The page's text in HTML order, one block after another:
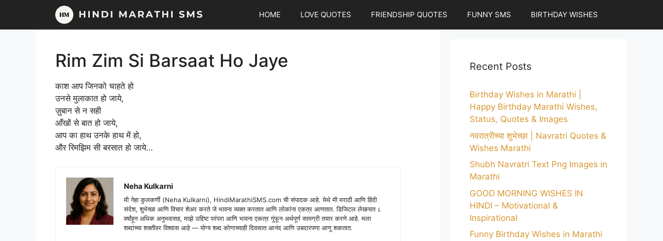
content
HOME LOVE QUOTES FRIENDSHIP QUOTES FUNNY SMS BIRTHDAY WISHES
Rim Zim Si Barsaat Ho Jaye
काश आप जिनको चाहते हो
उनसे मुलाकात हो जाये,
ज़ुबान से न सही
आँखों से बात हो जाये,
आप का हाथ उनके हाथ में हो,
और रिमझिम सी बरसात हो जाये…
Neha Kulkarni
मी नेहा कुलकर्णी (Neha Kulkarni), HindiMarathiSMS.com ची संपादक आहे. येथे मी मराठी आणि हिंदी
संदेश, शुभेच्छा आणि विचार शेअर करते जे भावना व्यक्त करतात आणि लोकांना एकत्र आणतात. डिजिटल लेखनात ८
वर्षांहून अधिक अनुभवासह, माझे उद्दिष्ट परंपरा आणि भावना एकत्र गुंफून अर्थपूर्ण सामग्री तयार करणे आहे. मला
शब्दांच्या शक्तीवर विश्वास आहे — योग्य शब्द कोणाच्याही दिवसात आनंद आणि उबदारपणा आणू शकतात.
Recent Posts
Birthday Wishes in Marathi |
Happy Birthday Marathi Wishes,
Status, Quotes & Images
नवरात्रीच्या शुभेच्छा | Navratri Quotes &
Wishes Marathi
Shubh Navratri Text Png Images in
Marathi
GOOD MORNING WISHES IN
HINDI – Motivational &
Inspirational
Funny Birthday Wishes in Marathi